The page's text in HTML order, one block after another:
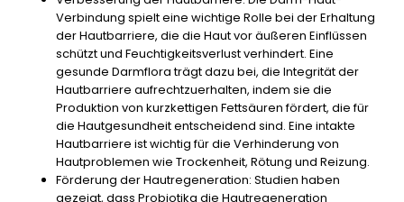
Verbindung spielt eine wichtige Rolle bei der Erhaltung
der Hautbarriere, die die Haut vor äußeren Einflüssen
schützt und Feuchtigkeitsverlust verhindert. Eine
gesunde Darmflora trägt dazu bei, die Integrität der
Hautbarriere aufrechtzuerhalten, indem sie die
Produktion von kurzkettigen Fettsäuren fördert, die für
die Hautgesundheit entscheidend sind. Eine intakte
Hautbarriere ist wichtig für die Verhinderung von
Hautproblemen wie Trockenheit, Rötung und Reizung.
Förderung der Hautregeneration: Studien haben
gezeigt, dass Probiotika die Hautregeneration